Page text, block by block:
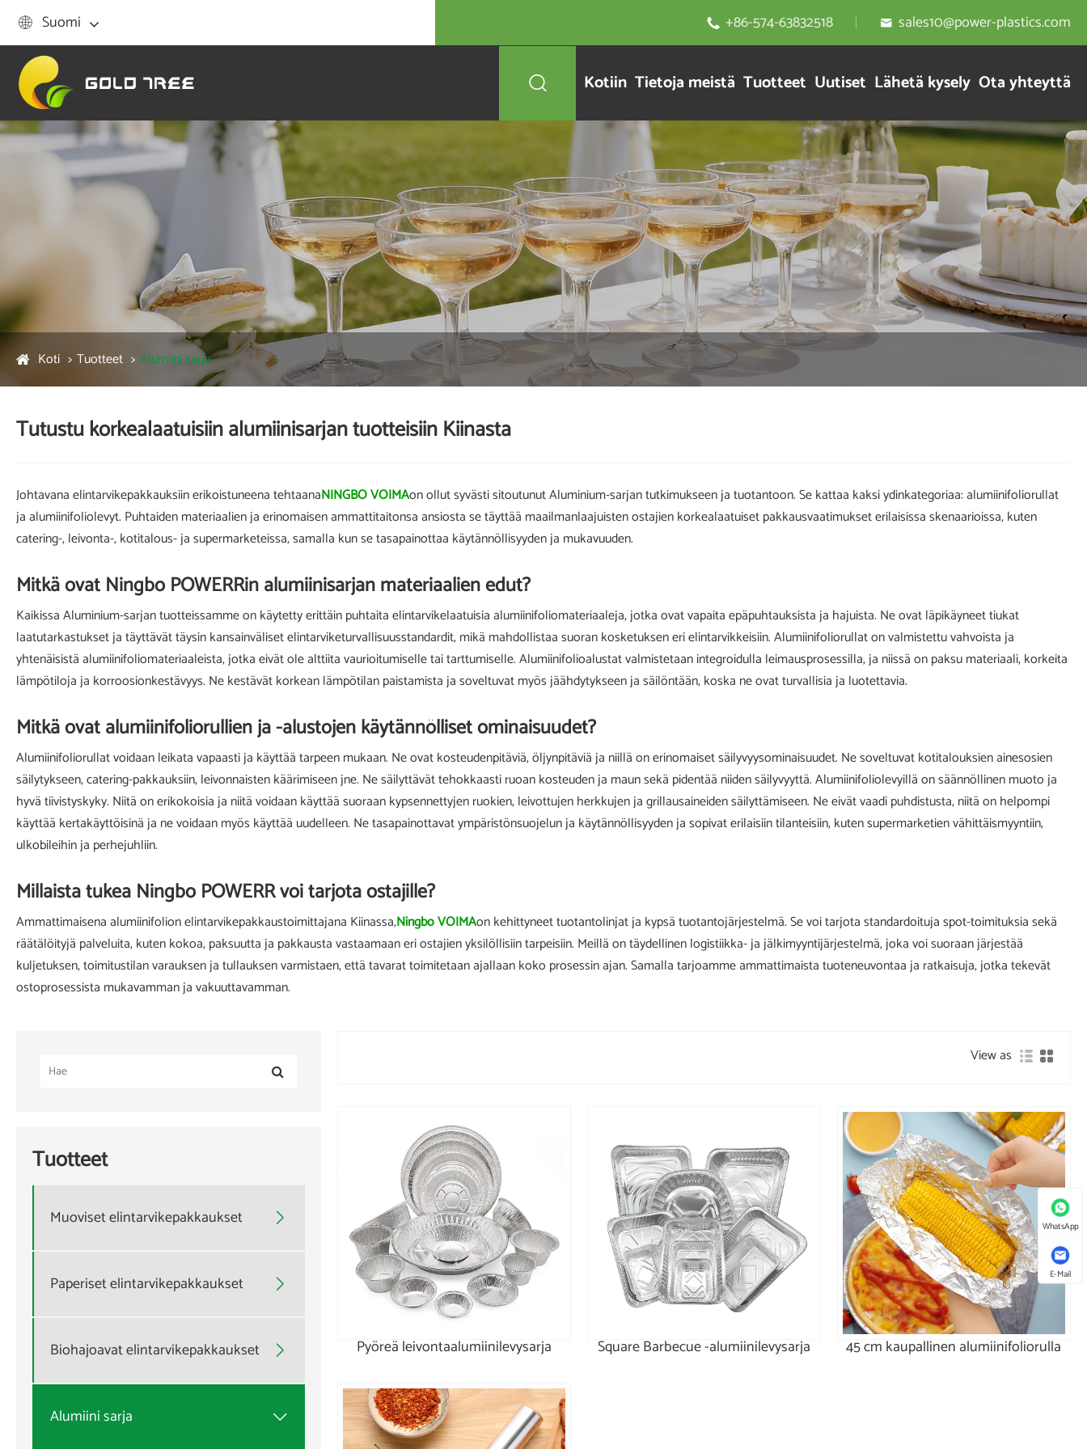
 Suomi  +86-574-63832518  sales10@power-plastics.com
 Kotiin Tietoja meistä Tuotteet Uutiset Lähetä kysely Ota yhteyttä
Koti Tuotteet Alumiini sarja
Tutustu korkealaatuisiin alumiinisarjan tuotteisiin Kiinasta
Johtavana elintarvikepakkauksiin erikoistuneena tehtaanaNINGBO VOIMAon ollut syvästi sitoutunut Aluminium-sarjan tutkimukseen ja tuotantoon. Se kattaa kaksi ydinkategoriaa: alumiinifoliorullat
ja alumiinifoliolevyt. Puhtaiden materiaalien ja erinomaisen ammattitaitonsa ansiosta se täyttää maailmanlaajuisten ostajien korkealaatuiset pakkausvaatimukset erilaisissa skenaarioissa, kuten
catering-, leivonta-, kotitalous- ja supermarketeissa, samalla kun se tasapainottaa käytännöllisyyden ja mukavuuden.
Mitkä ovat Ningbo POWERRin alumiinisarjan materiaalien edut?
Kaikissa Aluminium-sarjan tuotteissamme on käytetty erittäin puhtaita elintarvikelaatuisia alumiinifoliomateriaaleja, jotka ovat vapaita epäpuhtauksista ja hajuista. Ne ovat läpikäyneet tiukat
laatutarkastukset ja täyttävät täysin kansainväliset elintarviketurvallisuusstandardit, mikä mahdollistaa suoran kosketuksen eri elintarvikkeisiin. Alumiinifoliorullat on valmistettu vahvoista ja
yhtenäisistä alumiinifoliomateriaaleista, jotka eivät ole alttiita vaurioitumiselle tai tarttumiselle. Alumiinifolioalustat valmistetaan integroidulla leimausprosessilla, ja niissä on paksu materiaali, korkeita
lämpötiloja ja korroosionkestävyys. Ne kestävät korkean lämpötilan paistamista ja soveltuvat myös jäähdytykseen ja säilöntään, koska ne ovat turvallisia ja luotettavia.
Mitkä ovat alumiinifoliorullien ja -alustojen käytännölliset ominaisuudet?
Alumiinifoliorullat voidaan leikata vapaasti ja käyttää tarpeen mukaan. Ne ovat kosteudenpitäviä, öljynpitäviä ja niillä on erinomaiset säilyvyysominaisuudet. Ne soveltuvat kotitalouksien ainesosien
säilytykseen, catering-pakkauksiin, leivonnaisten käärimiseen jne. Ne säilyttävät tehokkaasti ruoan kosteuden ja maun sekä pidentää niiden säilyvyyttä. Alumiinifoliolevyillä on säännöllinen muoto ja
hyvä tiivistyskyky. Niitä on erikokoisia ja niitä voidaan käyttää suoraan kypsennettyjen ruokien, leivottujen herkkujen ja grillausaineiden säilyttämiseen. Ne eivät vaadi puhdistusta, niitä on helpompi
käyttää kertakäyttöisinä ja ne voidaan myös käyttää uudelleen. Ne tasapainottavat ympäristönsuojelun ja käytännöllisyyden ja sopivat erilaisiin tilanteisiin, kuten supermarketien vähittäismyyntiin,
ulkobileihin ja perhejuhliin.
Millaista tukea Ningbo POWERR voi tarjota ostajille?
Ammattimaisena alumiinifolion elintarvikepakkaustoimittajana Kiinassa,Ningbo VOIMAon kehittyneet tuotantolinjat ja kypsä tuotantojärjestelmä. Se voi tarjota standardoituja spot-toimituksia sekä
räätälöityjä palveluita, kuten kokoa, paksuutta ja pakkausta vastaamaan eri ostajien yksilöllisiin tarpeisiin. Meillä on täydellinen logistiikka- ja jälkimyyntijärjestelmä, joka voi suoraan järjestää
kuljetuksen, toimitustilan varauksen ja tullauksen varmistaen, että tavarat toimitetaan ajallaan koko prosessin ajan. Samalla tarjoamme ammattimaista tuoteneuvontaa ja ratkaisuja, jotka tekevät
ostoprosessista mukavamman ja vakuuttavamman.
Tuotteet
Muoviset elintarvikepakkaukset 
Paperiset elintarvikepakkaukset 
Biohajoavat elintarvikepakkaukset 
Alumiini sarja 
View as
Pyöreä leivontaalumiinilevysarja Square Barbecue -alumiinilevysarja 45 cm kaupallinen alumiinifoliorulla
WhatsApp
E-Mail